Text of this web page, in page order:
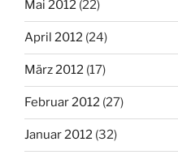
Mai 2012 (22)
April 2012 (24)
März 2012 (17)
Februar 2012 (27)
Januar 2012 (32)